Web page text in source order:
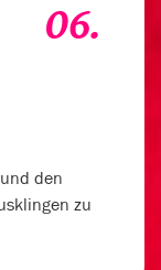
06.
den
zu